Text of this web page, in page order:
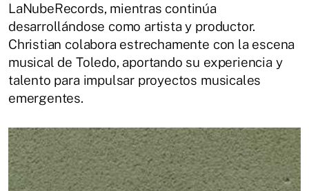
LaNubeRecords, mientras continúa
desarrollándose como artista y productor.
Christian colabora estrechamente con la escena
musical de Toledo, aportando su experiencia y
talento para impulsar proyectos musicales
emergentes.